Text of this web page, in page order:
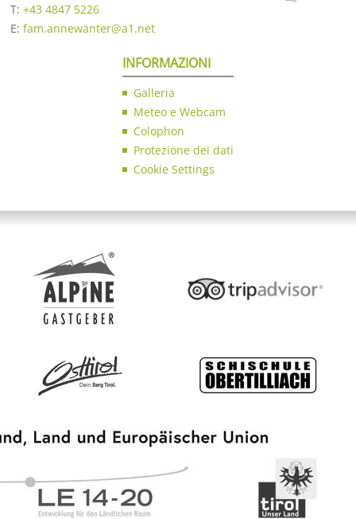
T:+43 4847 5226
E:fam.annewanter@a1.net
INFORMAZIONI
Galleria
Meteo e Webcam
Colophon
Protezione dei dati
Cookie Settings